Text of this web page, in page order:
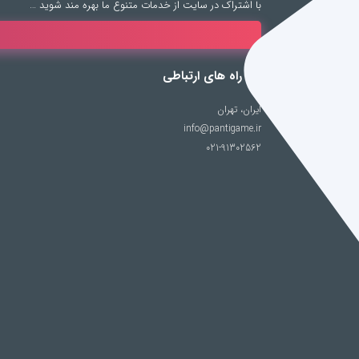
با اشتراک در سایت از خدمات متنوع ما بهره مند شوید …
راه های ارتباطی
ایران، تهران
info@pantigame.ir
021-91302562